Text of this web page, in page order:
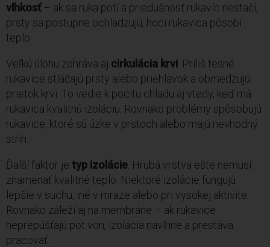
vlhkosť– ak sa ruka potí a priedušnosť rukavíc nestačí,
prsty sa postupne ochladzujú, hoci rukavica pôsobí
teplo.
Veľkú úlohu zohráva aj cirkulácia krvi . Príliš tesné
rukavice stláčajú prsty alebo priehlavok a obmedzujú
prietok krvi. To vedie k pocitu chladu aj vtedy, keď má
rukavica kvalitnú izoláciu. Rovnako problémy spôsobujú
rukavice, ktoré sú úzke v prstoch alebo majú nevhodný
strih.
Ďalší faktor je typ izolácie . Hrubá vrstva ešte nemusí
znamenať kvalitné teplo. Niektoré izolácie fungujú
lepšie v suchu, iné v mraze alebo pri vysokej aktivite.
Rovnako záleží aj na membráne – ak rukavice
neprepúšťajú pot von, izolácia navlhne a prestáva
pracovať.